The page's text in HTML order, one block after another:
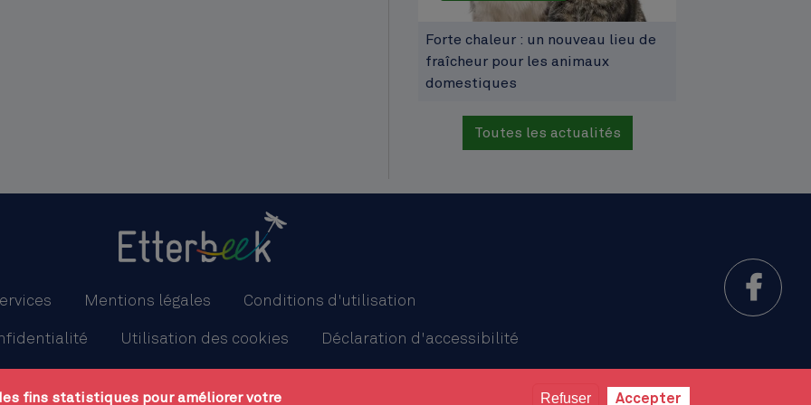
Forte chaleur : un nouveau lieu de
fraîcheur pour les animaux
domestiques
Toutes les actualités
Mentions légales Conditions d'utilisation
Utilisation des cookies Déclaration d'accessibilité
fins statistiques pour améliorer votre Refuser Accepter